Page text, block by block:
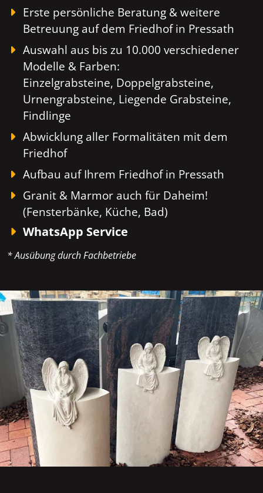
Erste persönliche Beratung & weitere
Betreuung auf dem Friedhof in Pressath
Auswahl aus bis zu 10.000 verschiedener
Modelle & Farben:
Einzelgrabsteine, Doppelgrabsteine,
Urnengrabsteine, Liegende Grabsteine,
Findlinge
Abwicklung aller Formalitäten mit dem
Friedhof
Aufbau auf Ihrem Friedhof in Pressath
Granit & Marmor auch für Daheim!
(Fensterbänke, Küche, Bad)
WhatsApp Service
* Ausübung durch Fachbetriebe